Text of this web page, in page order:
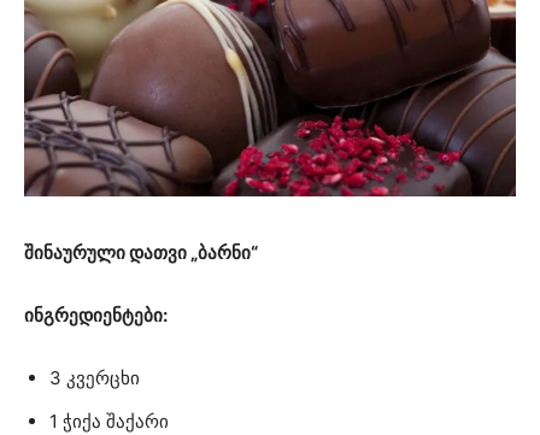
შინაურული დათვი „ბარნი“
ინგრედიენტები:
3 კვერცხი
1 ჭიქა შაქარი